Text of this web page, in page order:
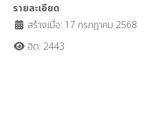
รายละเอียด
สร้างเมื่อ: 17 กรกฎาคม 2568
ฮิต: 2443